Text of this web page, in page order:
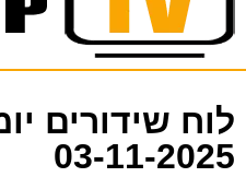
לוח שידורים
03-11-2025